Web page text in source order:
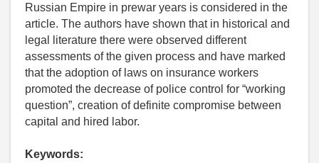
Russian Empire in prewar years is considered in the
article. The authors have shown that in historical and
legal literature there were observed different
assessments of the given process and have marked
that the adoption of laws on insurance workers
promoted the decrease of police control for “working
question”, creation of definite compromise between
capital and hired labor.
Keywords: